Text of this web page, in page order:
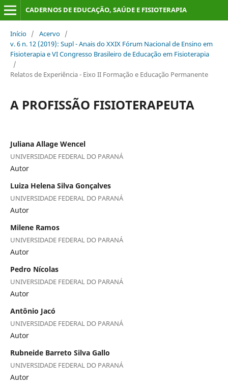
CADERNOS DE EDUCAÇÃO, SAÚDE E FISIOTERAPIA
Início / Acervo /
v. 6 n. 12 (2019): Supl - Anais do XXIX Fórum Nacional de Ensino em
Fisioterapia e VI Congresso Brasileiro de Educação em Fisioterapia
/
Relatos de Experiência - Eixo II Formação e Educação Permanente
A PROFISSÃO FISIOTERAPEUTA
Juliana Allage Wencel
UNIVERSIDADE FEDERAL DO PARANÁ
Autor
Luiza Helena Silva Gonçalves
UNIVERSIDADE FEDERAL DO PARANÁ
Autor
Milene Ramos
UNIVERSIDADE FEDERAL DO PARANÁ
Autor
Pedro Nícolas
UNIVERSIDADE FEDERAL DO PARANÁ
Autor
Antônio Jacó
UNIVERSIDADE FEDERAL DO PARANÁ
Autor
Rubneide Barreto Silva Gallo
UNIVERSIDADE FEDERAL DO PARANÁ
Autor